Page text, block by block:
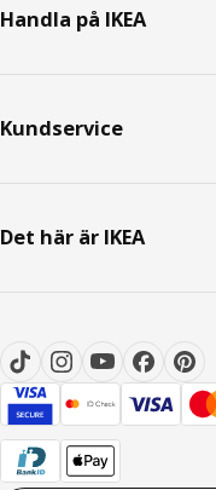
Handla på IKEA
Kundservice
Det här är IKEA